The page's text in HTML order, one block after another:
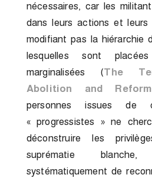
nécessaires, car les
dans leurs actions et
modifiant pas la hiérarchie
lesquelles sont
marginalisées (The
Abolition and Reform
personnes issues de
« progressistes » ne
déconstruire les
suprématie
systématiquement de